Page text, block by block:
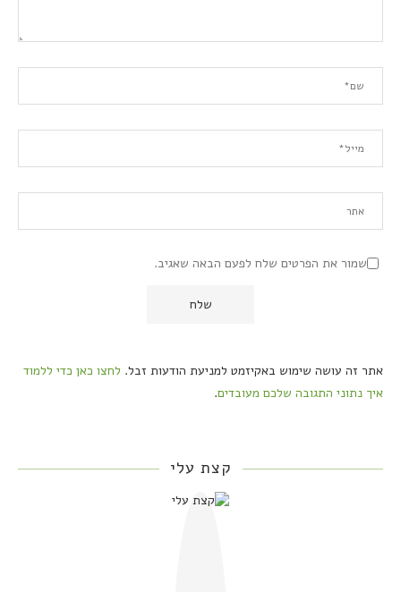
שמור את הפרטים שלח לפעם הבאה שאגיב.
אתר זה עושה שימוש באקיזמט למניעת הודעות זבל. לחצו כאן כדי ללמוד
איך נתוני התגובה שלכם מעובדים.
קצת עלי